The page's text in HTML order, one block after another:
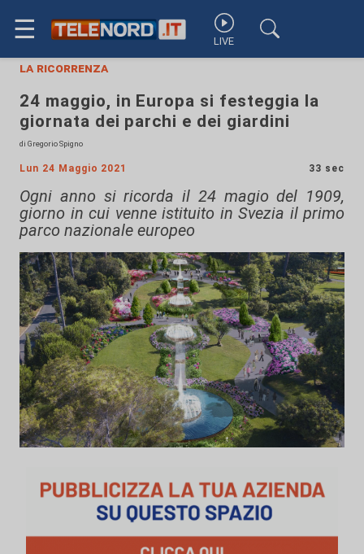
☰ LIVE
la ricorrenza
24 maggio, in Europa si festeggia la
giornata dei parchi e dei giardini
di Gregorio Spigno
Lun 24 Maggio 2021 33 sec
Ogni anno si ricorda il 24 magio del 1909,
giorno in cui venne istituito in Svezia il primo
parco nazionale europeo